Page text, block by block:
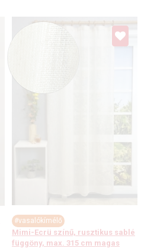
#vasalókímélő
Mimi-Ecrü színű, rusztikus sablé
függöny, max. 315 cm magas